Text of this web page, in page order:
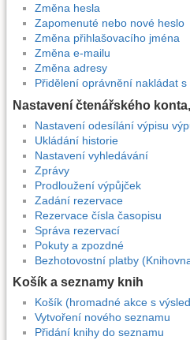
Změna hesla
Zapomenuté nebo nové heslo
Změna přihlašovacího jména
Změna e-mailu
Změna adresy
Přidělení oprávnění nakládat
Nastavení čtenářského
Nastavení odesílání výpisu
Ukládání historie
Nastavení vyhledávání
Zprávy
Prodloužení výpůjček
Zadání rezervace
Rezervace čísla časopisu
Správa rezervací
Pokuty a zpozdné
Bezhotovostní platby
Košík a seznamy knih
Košík (hromadné akce s
Vytvoření nového seznamu
Přidání knihy do seznamu